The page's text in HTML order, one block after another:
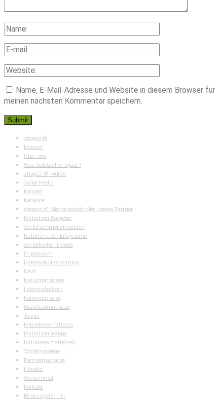
Name, E-Mail-Adresse und Website in diesem Browser für
meinen nächsten Kommentar speichern.
shogazi®
Messen
Über uns
Was bedeutet shogazi ?
shogazi ® Videos
Social Media
Kontakt
Kataloge
shogazi ® Matratzenhändler unsere Partner
Matratzen Ratgeber
Schlafzimmer einrichten
Natürliche Schlafsysteme
Schlafkultur-Trends
Impressum
Datenschutzerklärung
News
Naturmatratzen
Latexmatratzen
Futonmatratze
Rosshaarmatratze
Topper
Mischlatexmatratze
Matratzenbezüge
Naturlatexmatratzen
Schlafsysteme
Partnermatratze
Händler
Werbemittel
Kontakt
Beratungstermin